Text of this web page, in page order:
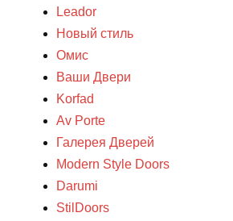
Leador
Новый стиль
Омис
Ваши Двери
Korfad
Av Porte
Галерея Дверей
Modern Style Doors
Darumi
StilDoors